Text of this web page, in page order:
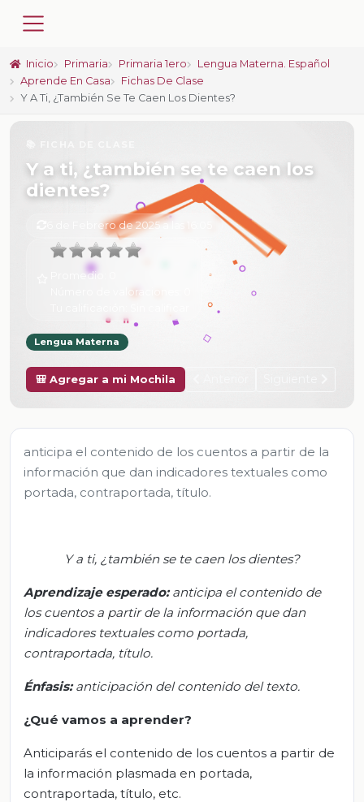
Inicio Primaria Primaria 1ero
Lengua Materna. Español
Aprende En Casa
Fichas De Clase
Y A Ti, ¿también Se Te Caen Los Dientes?
Y a ti, ¿también se te caen los
dientes?
6 de Febrero de 2025 a las 16:05
Promedio:
Número de valoraciones:
Lengua Materna
🎒 Agregar a mi Mochila
anticipa el contenido de los cuentos a partir de la
información que dan indicadores textuales como
portada, contraportada, título.
Y a ti, ¿también se te caen los dientes?
Aprendizaje esperado:anticipa el contenido de
los cuentos a partir de la información que dan
indicadores textuales como portada,
contraportada, título.
Énfasis:anticipación del contenido del texto.
¿Qué vamos a aprender?
Anticiparás el contenido de los cuentos a partir de
la información plasmada en portada,
contraportada, título, etc.